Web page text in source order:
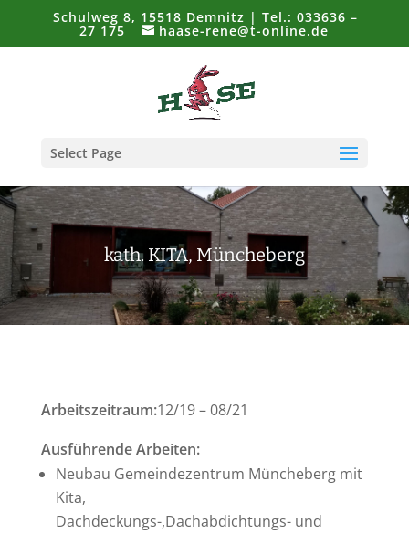
Schulweg 8, 15518 Demnitz | Tel.: 033636 –
27 175 haase-rene@t-online.de
Select Page
kath. KITA, Müncheberg
Arbeitszeitraum:12/19 – 08/21
Ausführende Arbeiten:
Neubau Gemeindezentrum Müncheberg mit
Kita,
Dachdeckungs-,Dachabdichtungs- und